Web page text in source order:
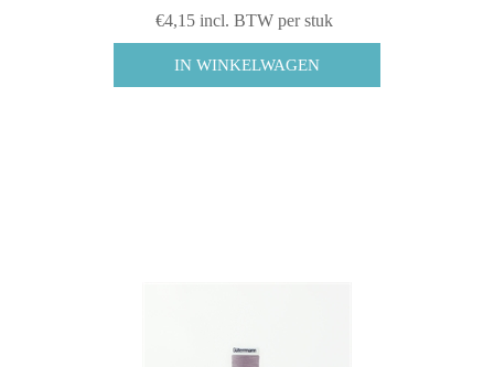
€4,15 incl. BTW per stuk